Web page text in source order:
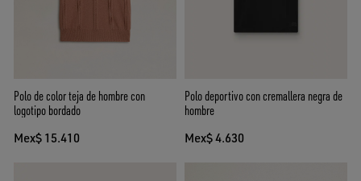
Polo de color teja de hombre con
logotipo bordado
Mex$ 15.410
Polo deportivo con cremallera negra de
hombre
Mex$ 4.630